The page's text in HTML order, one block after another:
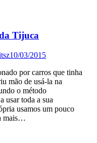
Tijuca
10/03/2015
por carros que tinha
mão de usá-la na
o método
usar toda a sua
usamos um pouco
mais…